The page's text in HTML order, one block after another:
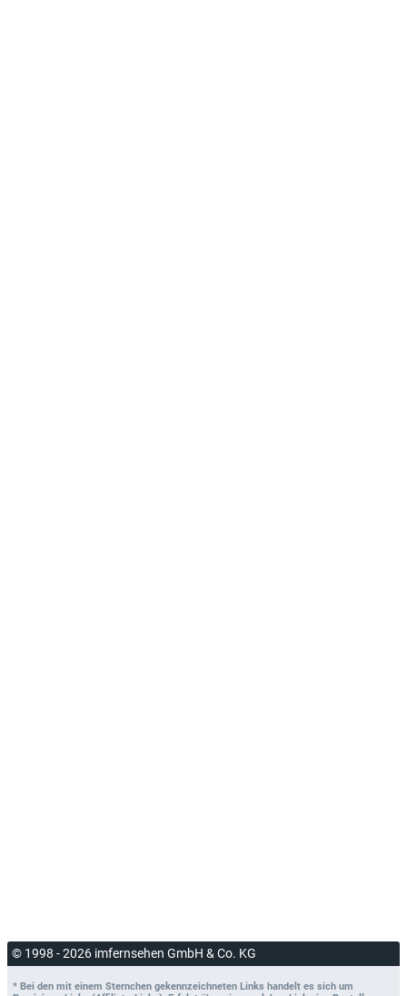
© 1998 - 2026 imfernsehen GmbH & Co. KG
* Bei den mit einem Sternchen gekennzeichneten Links handelt es sich um